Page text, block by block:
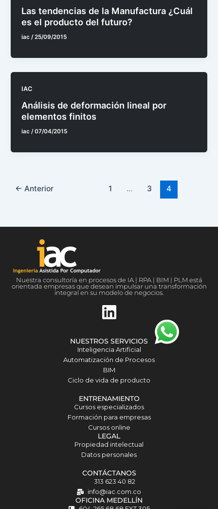
Las tendencias de la Manufactura ¿Cuál
es el producto del futuro?
iac/25/09/2015
IAC
Análisis de deformación lineal por
elementos finitos
iac/07/04/2015
← Anterior 1 … 3 4
Nuestra consultoría en procesos de IA | RPA | BIM | PLM está
orientada empresas que desean impulsar una transformación
integral en su modelo de negocios.
L
i
n
k
e
d
i
n
NUESTROS SERVICIOS
Inteligencia Artificial
Automatización de Procesos
BIM
Ciclo de vida de producto
ENTRENAMIENTO
Cursos especializados
Formación para empresas
Cursos online
LEGAL
Propiedad intelectual
Datos personales
CONTÁCTANOS
313 623 40 82
info@iac.com.co
OFICINA MEDELLÍN